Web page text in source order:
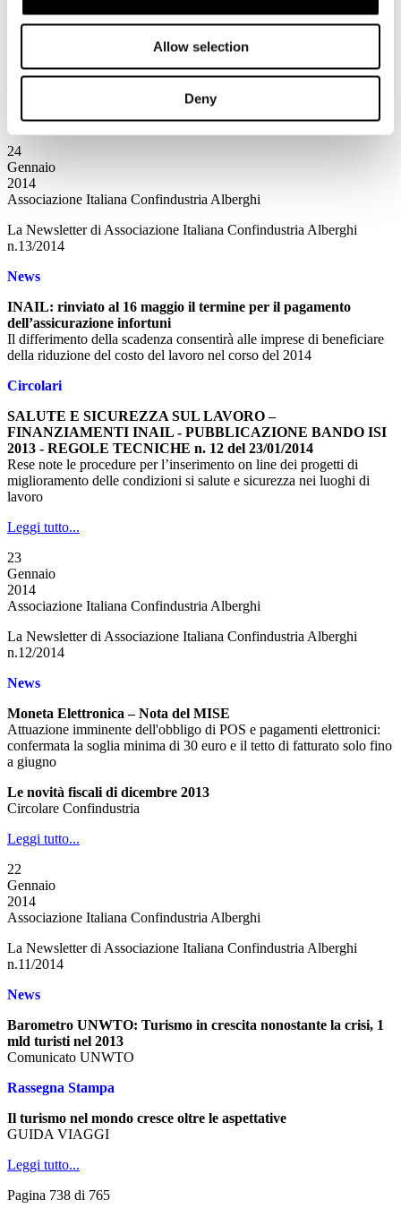
Allow selection
Deny
Nell’attuale panorama turistico l’universo delle reviews ha assunto
un ruolo sempre maggiore. Le Aziende del settore necessitano di
utilizzo degli strumenti on-line in un’ottica di crescita e di sviluppo
Leggi tutto...
24
Gennaio
2014
Associazione Italiana Confindustria Alberghi
La Newsletter di Associazione Italiana Confindustria Alberghi
n.13/2014
News
INAIL: rinviato al 16 maggio il termine per il pagamento
dell’assicurazione infortuni
Il differimento della scadenza consentirà alle imprese di beneficiare
della riduzione del costo del lavoro nel corso del 2014
Circolari
SALUTE E SICUREZZA SUL LAVORO –
FINANZIAMENTI INAIL - PUBBLICAZIONE BANDO ISI
2013 - REGOLE TECNICHE n. 12 del 23/01/2014
Rese note le procedure per l’inserimento on line dei progetti di
miglioramento delle condizioni si salute e sicurezza nei luoghi di
lavoro
Leggi tutto...
23
Gennaio
2014
Associazione Italiana Confindustria Alberghi
La Newsletter di Associazione Italiana Confindustria Alberghi
n.12/2014
News
Moneta Elettronica – Nota del MISE
Attuazione imminente dell'obbligo di POS e pagamenti elettronici:
confermata la soglia minima di 30 euro e il tetto di fatturato solo fino
a giugno
Le novità fiscali di dicembre 2013
Circolare Confindustria
Leggi tutto...
22
Gennaio
2014
Associazione Italiana Confindustria Alberghi
La Newsletter di Associazione Italiana Confindustria Alberghi
n.11/2014
News
Barometro UNWTO: Turismo in crescita nonostante la crisi, 1
mld turisti nel 2013
Comunicato UNWTO
Rassegna Stampa
Il turismo nel mondo cresce oltre le aspettative
GUIDA VIAGGI
Leggi tutto...
Pagina 738 di 765